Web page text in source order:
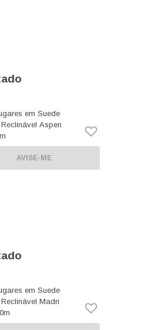
em Suede
Aspen
AVISE-ME
em Suede
Madri